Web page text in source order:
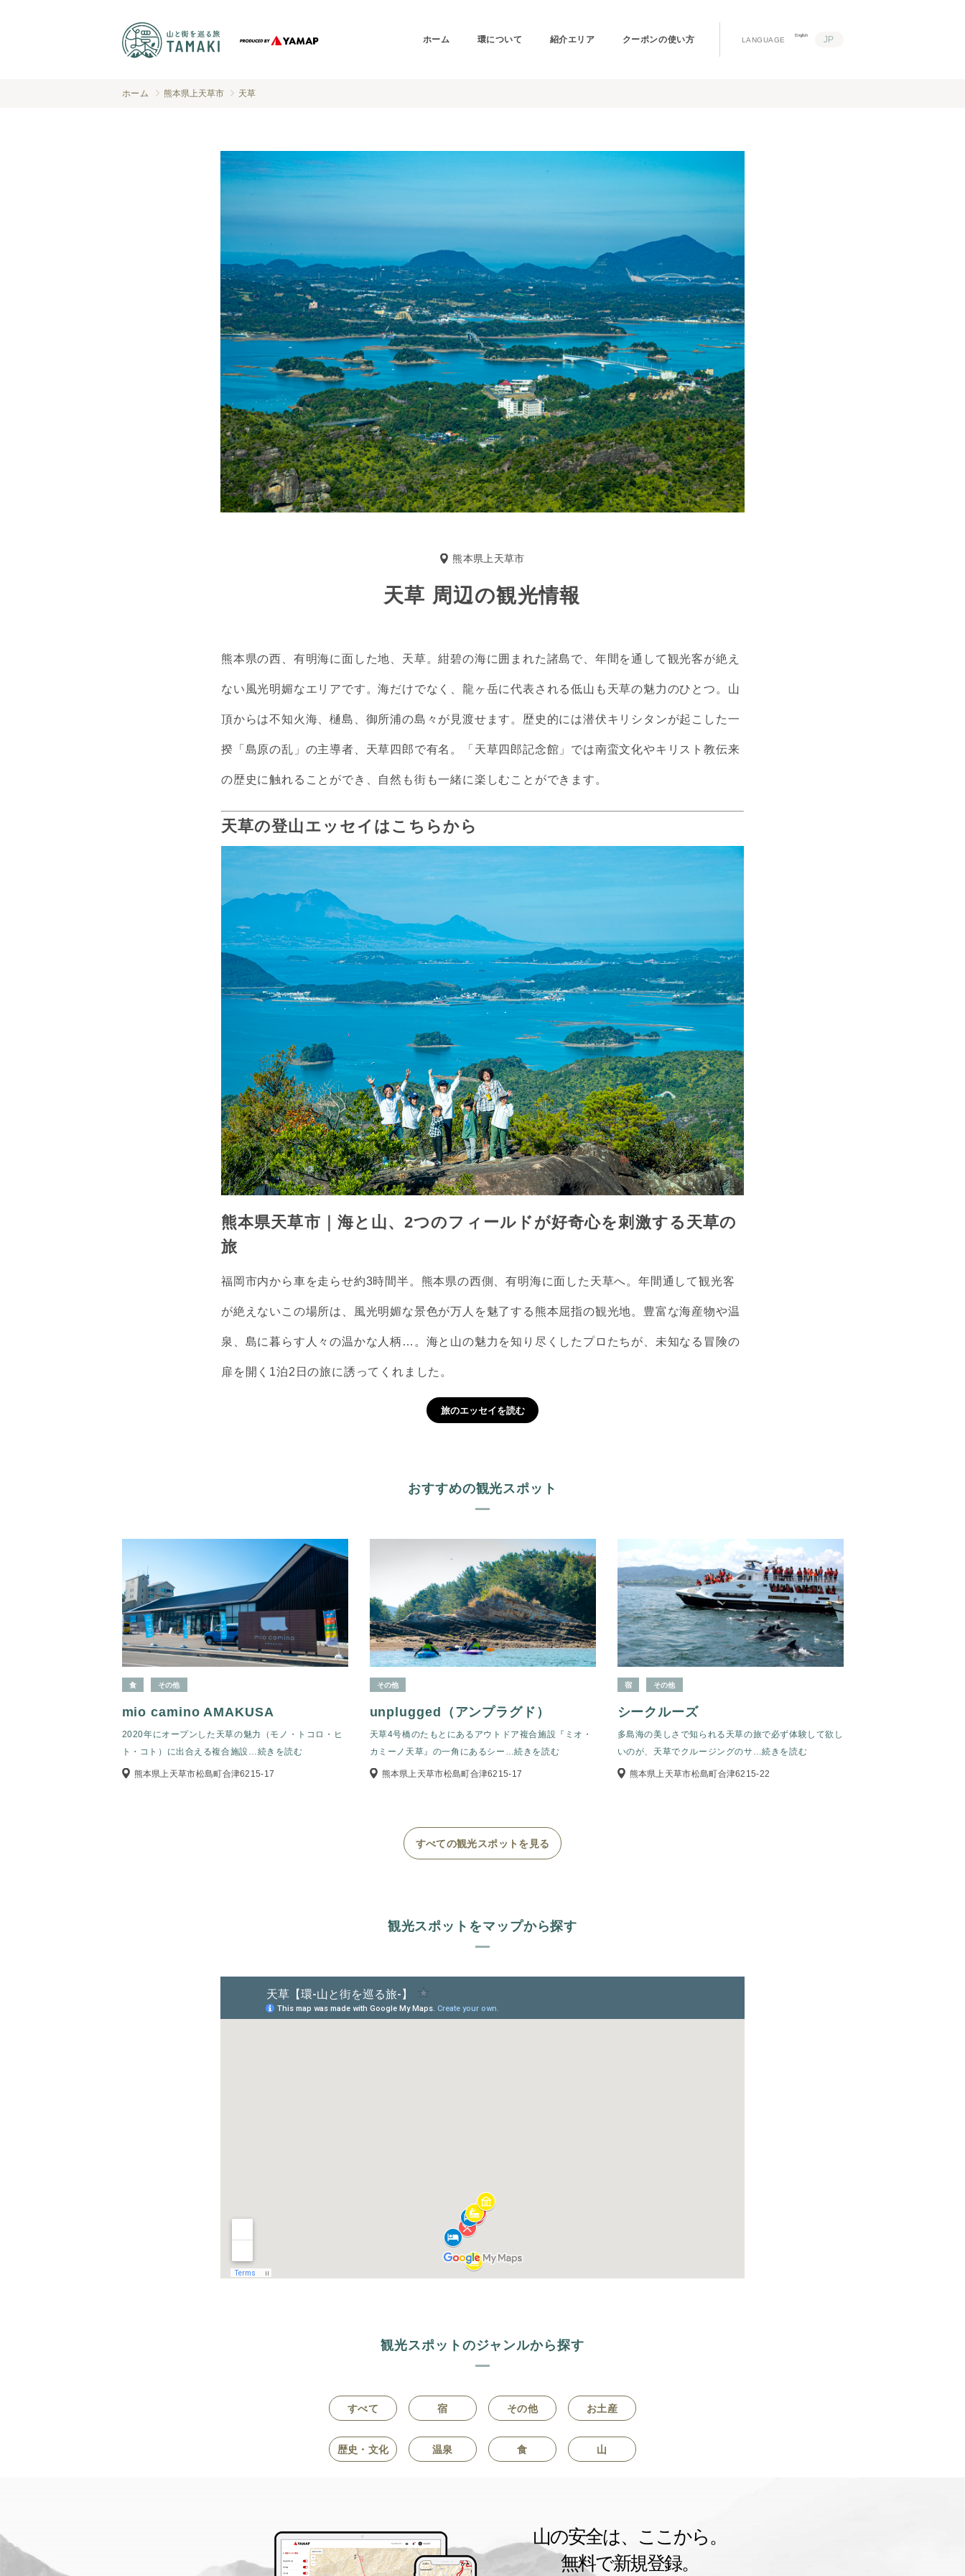
ホーム 環について 紹介エリア クーポンの使い方 LANGUAGE
English JP
ホーム 熊本県上天草市 天草
熊本県上天草市
天草 周辺の観光情報
熊本県の西、有明海に面した地、天草。紺碧の海に囲まれた諸島で、年間を通して観光客が絶え
ない風光明媚なエリアです。海だけでなく、龍ヶ岳に代表される低山も天草の魅力のひとつ。山
頂からは不知火海、樋島、御所浦の島々が見渡せます。歴史的には潜伏キリシタンが起こした一
揆「島原の乱」の主導者、天草四郎で有名。「天草四郎記念館」では南蛮文化やキリスト教伝来
の歴史に触れることができ、自然も街も一緒に楽しむことができます。
天草の登山エッセイはこちらから
熊本県天草市｜海と山、2つのフィールドが好奇心を刺激する天草の
旅
福岡市内から車を走らせ約3時間半。熊本県の西側、有明海に面した天草へ。年間通して観光客
が絶えないこの場所は、風光明媚な景色が万人を魅了する熊本屈指の観光地。豊富な海産物や温
泉、島に暮らす人々の温かな人柄…。海と山の魅力を知り尽くしたプロたちが、未知なる冒険の
扉を開く1泊2日の旅に誘ってくれました。
旅のエッセイを読む
おすすめの観光スポット
食 その他
mio camino AMAKUSA
2020年にオープンした天草の魅力（モノ・トコロ・ヒ
ト・コト）に出合える複合施設 …続きを読む
熊本県上天草市松島町合津6215-17
その他
unplugged（アンプラグド）
天草4号橋のたもとにあるアウトドア複合施設『ミオ・
カミーノ天草』の一角にあるシー …続きを読む
熊本県上天草市松島町合津6215-17
宿 その他
シークルーズ
多島海の美しさで知られる天草の旅で必ず体験して欲し
いのが、天草でクルージングのサ…続きを読む
熊本県上天草市松島町合津6215-22
すべての観光スポットを見る
観光スポットをマップから探す
観光スポットのジャンルから探す
すべて 宿 その他 お土産
歴史・文化 温泉 食 山
山の安全は、ここから。
無料で新規登録。